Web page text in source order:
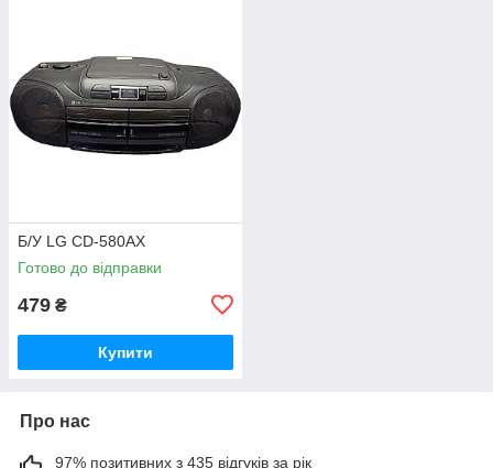
Б/У LG CD-580AX
Готово до відправки
479 ₴
Купити
Про нас
97% позитивних з 435 відгуків за рік